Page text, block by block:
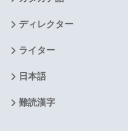
ディレクター
ライター
日本語
難読漢字